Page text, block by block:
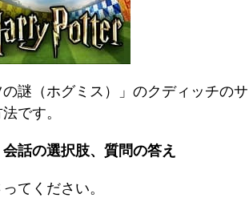
謎（ホグミス）」のクディッチの
です。
話の選択肢、質問の答え
てください。